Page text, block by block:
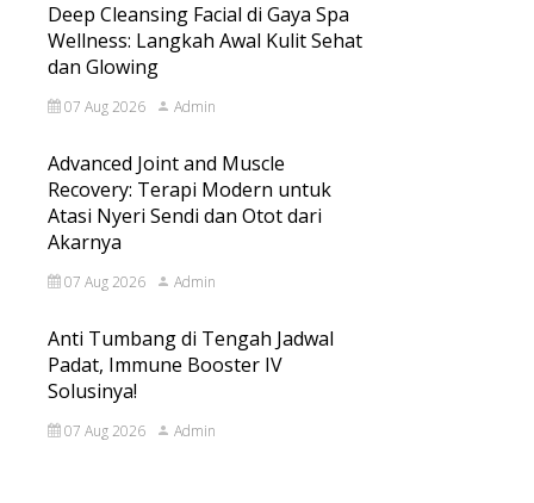
Deep Cleansing Facial di Gaya Spa
Wellness: Langkah Awal Kulit Sehat
dan Glowing
07 Aug 2026 Admin
Advanced Joint and Muscle
Recovery: Terapi Modern untuk
Atasi Nyeri Sendi dan Otot dari
Akarnya
07 Aug 2026 Admin
Anti Tumbang di Tengah Jadwal
Padat, Immune Booster IV
Solusinya!
07 Aug 2026 Admin